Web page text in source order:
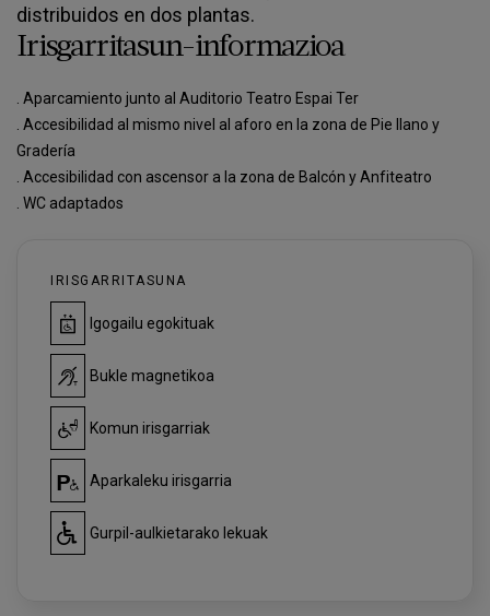
distribuidos en dos plantas.
Irisgarritasun-informazioa
. Aparcamiento junto al Auditorio Teatro Espai Ter
. Accesibilidad al mismo nivel al aforo en la zona de Pie llano y
Gradería
. Accesibilidad con ascensor a la zona de Balcón y Anfiteatro
. WC adaptados
IRISGARRITASUNA
Igogailu egokituak
Bukle magnetikoa
Komun irisgarriak
Aparkaleku irisgarria
Gurpil-aulkietarako lekuak